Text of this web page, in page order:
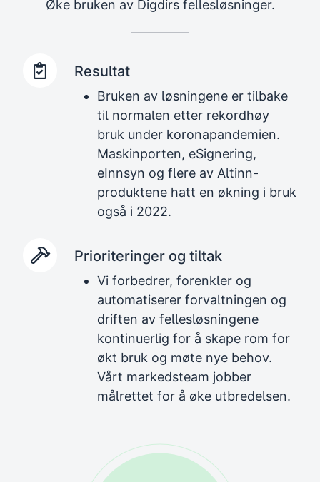
Øke bruken av Digdirs fellesløsninger.
Resultat
Bruken av løsningene er tilbake
til normalen etter rekordhøy
bruk under koronapandemien.
Maskinporten, eSignering,
eInnsyn og flere av Altinn-
produktene hatt en økning i bruk
også i 2022.
Prioriteringer og tiltak
Vi forbedrer, forenkler og
automatiserer forvaltningen og
driften av fellesløsningene
kontinuerlig for å skape rom for
økt bruk og møte nye behov.
Vårt markedsteam jobber
målrettet for å øke utbredelsen.